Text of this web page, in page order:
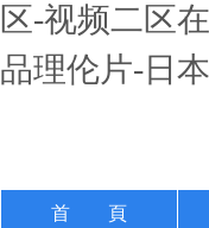
区-视频二区
品理伦片-日
首 頁